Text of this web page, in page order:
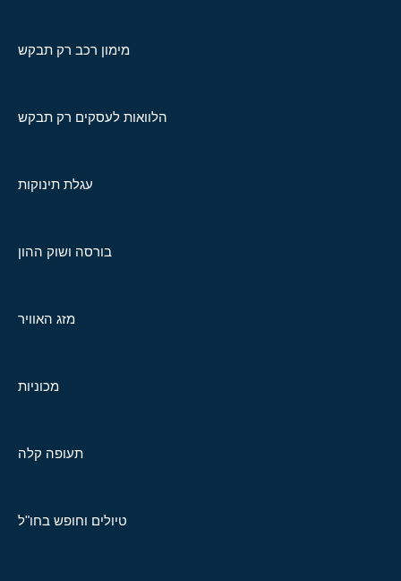
מימון רכב רק תבקש
הלוואות לעסקים רק תבקש
עגלת תינוקות
בורסה ושוק ההון
מזג האוויר
מכוניות
תעופה קלה
טיולים וחופש בחו"ל